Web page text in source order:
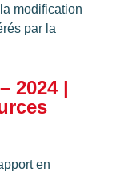
modification
par la
2024 |
en